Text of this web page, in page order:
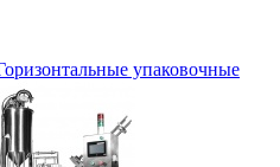
упаковочные